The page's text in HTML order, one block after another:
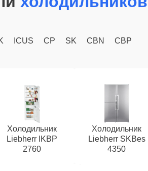
ICUS CP SK CBN CBP
Холодильник
Liebherr IKBP
2760
Холодильник
Liebherr SKBes
4350